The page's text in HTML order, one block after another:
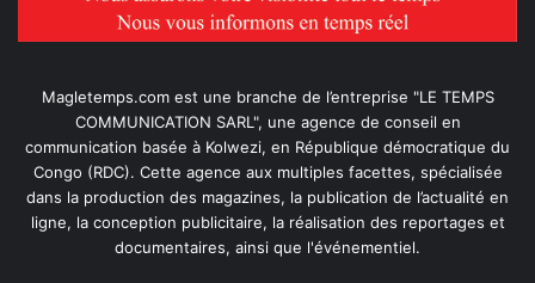
Magletemps.com est une branche de l’entreprise "LE TEMPS
COMMUNICATION SARL", une agence de conseil en
communication basée à Kolwezi, en République démocratique du
Congo (RDC). Cette agence aux multiples facettes, spécialisée
dans la production des magazines, la publication de l’actualité en
ligne, la conception publicitaire, la réalisation des reportages et
documentaires, ainsi que l'événementiel.